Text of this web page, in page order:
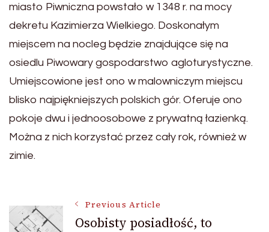
miasto Piwniczna powstało w 1348 r. na mocy
dekretu Kazimierza Wielkiego. Doskonałym
miejscem na nocleg będzie znajdujące się na
osiedlu Piwowary gospodarstwo agloturystyczne.
Umiejscowione jest ono w malowniczym miejscu
blisko najpiękniejszych polskich gór. Oferuje ono
pokoje dwu i jednoosobowe z prywatną łazienką.
Można z nich korzystać przez cały rok, również w
zimie.
Post
Previous Article
Osobisty posiadłość, to